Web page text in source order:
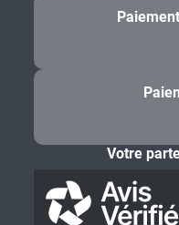
Votre